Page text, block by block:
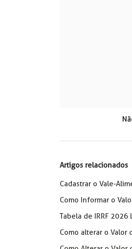
Artigos relacionados
Cadastrar o Vale-
Como Informar o
Tabela de IRRF
Como alterar o Valor